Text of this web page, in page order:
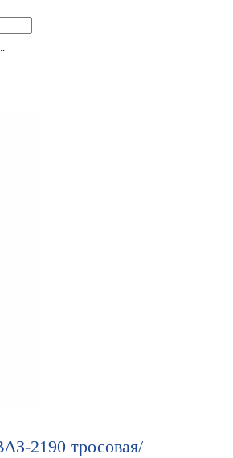
2190 тросовая/